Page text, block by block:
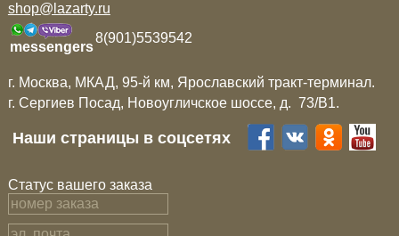
shop@lazarty.ru
messengers
8(901)5539542
г. Москва, МКАД, 95-й км, Ярославский тракт-терминал.
г. Сергиев Посад, Новоугличское шоссе, д. 73/B1.
Наши страницы в соцсетях
Статус вашего заказа